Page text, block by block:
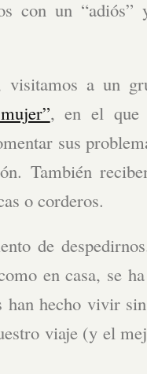
con un
visitamos a un
, en el que
sus
También
o corderos.
de
en casa, se
hecho vivir
viaje (y el